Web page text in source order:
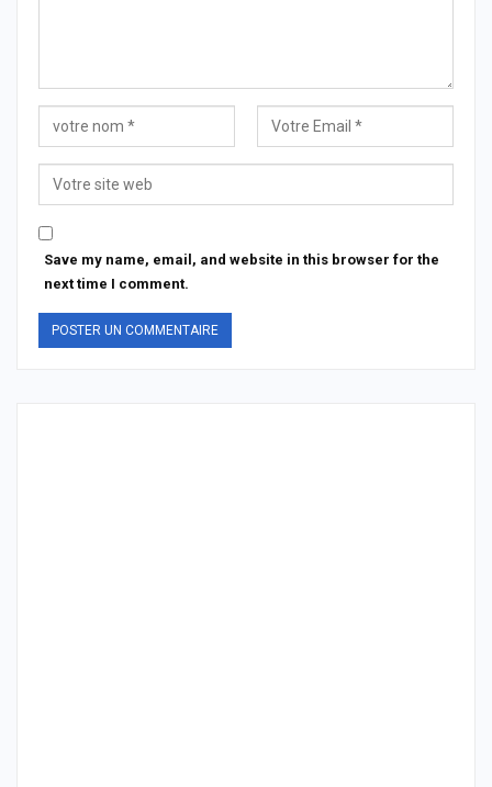
Save my name, email, and website in this browser for the
next time I comment.